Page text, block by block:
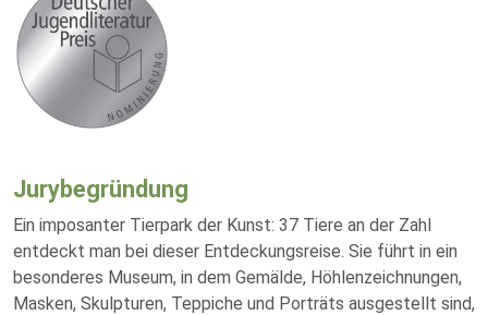
Jurybegründung
Ein imposanter Tierpark der Kunst: 37 Tiere an der Zahl
entdeckt man bei dieser Entdeckungsreise. Sie führt in ein
besonderes Museum, in dem Gemälde, Höhlenzeichnungen,
Masken, Skulpturen, Teppiche und Porträts ausgestellt sind,